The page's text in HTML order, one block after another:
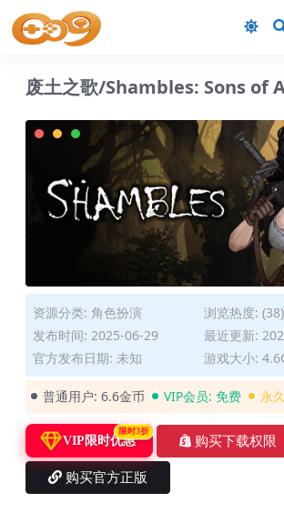
废土之歌/Shambles: Sons of
资源分类: 角色扮演
浏览热度: (38)
发布时间: 2025-06-29
最近更新:
官方发布日期: 未知
游戏大小:
普通用户: 6.6金币 VIP会员: 免费 永
VIP限时优惠
限时3折
购买下载权限
购买官方正版